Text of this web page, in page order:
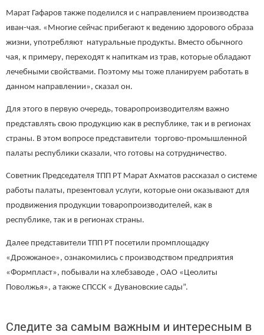
Марат Гафаров также поделился и с направлением производства
иван-чая. «Многие сейчас прибегают к ведению здорового образа
жизни, употребляют натуральные продукты. Вместо обычного
чая, к примеру, переходят к напиткам из трав, которые обладают
лечебными свойствами. Поэтому мы тоже планируем работать в
данном направлении», сказал он.
Для этого в первую очередь, товаропроизводителям важно
представлять свою продукцию как в республике, так и в регионах
страны. В этом вопросе представители торгово-промышленной
палаты республики сказали, что готовы на сотрудничество.
Советник Председателя ТПП РТ Марат Ахматов рассказал о системе
работы палаты, презентовал услуги, которые они оказывают для
продвижения продукции товаропроизводителей, как в
республике, так и в регионах страны.
Далее представители ТПП РТ посетили промплощадку
«Дрожжаное», ознакомились с производством предприятия
«Формпласт», побывали на хлебзаводе , ОАО «Цеолиты
Поволжья», а также СПССК « Дувановские сады”.
Следите за самым важным и интересным в